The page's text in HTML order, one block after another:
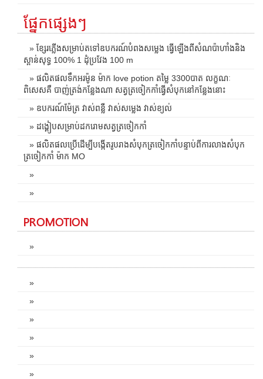
ផ្នែកផ្សេងៗ
» ខ្សែរភ្លើងសម្រាប់តទៅឧបករណ៍បំពងសម្លេង ធ្វើឡើងពីសំណប៉ាហាំងនិង
ស្ពាន់សុទ្ធ 100% 1 ដុំប្រវែង 100 m
» ផលិតផលទឹកអរម៉ូន ម៉ាក love potion តម្លៃ 3300បាត លក្ខណៈ
ពិសេសគឺ បាញ់ត្រង់កន្លែងណា សត្វត្រចៀកកាំធ្វើសំបុកនៅកន្លែងនោះ
» ឧបករណ៍ម៉ែត្រ វាស់ពន្លឺ វាស់សម្លេង វាស់ខ្យល់
» ដង្គៀបសម្រាប់ដករោមសត្វត្រចៀកកាំ
» ផលិតផលប្រើដើម្បីបង្កើតរូបរាងសំបុកត្រចៀកកាំបន្ទាប់ពីការលាងសំបុក
ត្រចៀកកាំ ម៉ាក MO
»
»
PROMOTION
»
»
»
»
»
»
»